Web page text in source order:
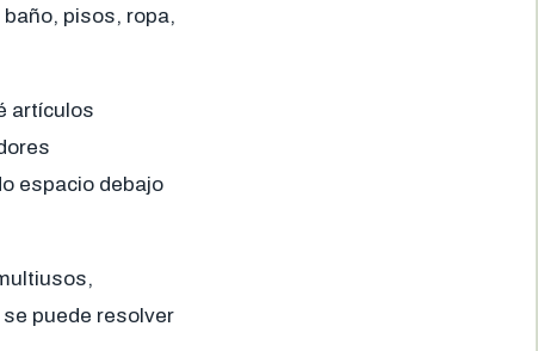
pisos, ropa,
artículos
espacio debajo
puede resolver